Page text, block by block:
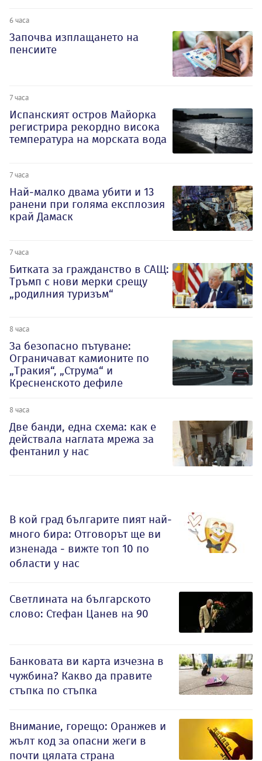
6 часа
Започва изплащането на
пенсиите
7 часа
Испанският остров Майорка
регистрира рекордно висока
температура на морската вода
7 часа
Най-малко двама убити и 13
ранени при голяма експлозия
край Дамаск
7 часа
Битката за гражданство в САЩ:
Тръмп с нови мерки срещу
„родилния туризъм“
8 часа
За безопасно пътуване:
Ограничават камионите по
„Тракия“, „Струма“ и
Кресненското дефиле
8 часа
Две банди, една схема: как е
действала наглата мрежа за
фентанил у нас
В кой град българите пият най-
много бира: Отговорът ще ви
изненада - вижте топ 10 по
области у нас
Светлината на българското
слово: Стефан Цанев на 90
Банковата ви карта изчезна в
чужбина? Какво да правите
стъпка по стъпка
Внимание, горещо: Оранжев и
жълт код за опасни жеги в
почти цялата страна